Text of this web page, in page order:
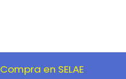
Compra en SELAE